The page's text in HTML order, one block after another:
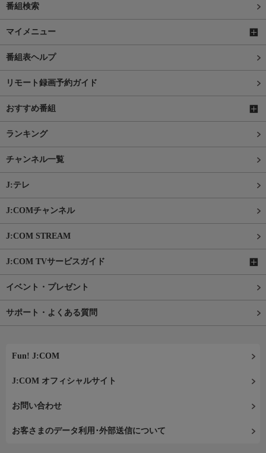
番組検索
マイメニュー
番組表ヘルプ
リモート録画予約ガイド
おすすめ番組
ランキング
チャンネル一覧
J:テレ
J:COMチャンネル
J:COM STREAM
J:COM TVサービスガイド
イベント・プレゼント
サポート・よくある質問
Fun! J:COM
J:COM オフィシャルサイト
お問い合わせ
お客さまのデータ利用･外部送信について